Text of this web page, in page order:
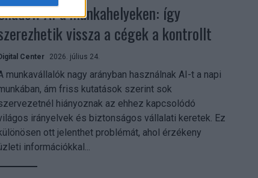
AI a munkahelyeken: így
vissza a cégek a kontrollt
Center 2026. július 24.
munkavállalók nagy arányban használnak AI-t a napi
ám friss kutatások szerint sok
hiányoznak az ehhez kapcsolódó
irányelvek és biztonságos vállalati keretek. Ez
ott jelenthet problémát, ahol érzékeny
információkkal...